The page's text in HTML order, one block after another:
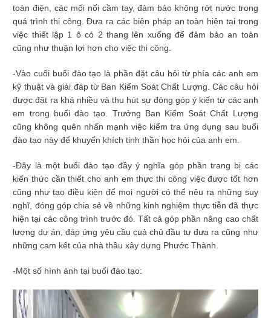
toàn điện, các mối nối cầm tay, đảm bảo không rớt nước trong
quá trình thi công. Đưa ra các biện pháp an toàn hiện tại trong
việc thiết lập 1 ô có 2 thang lên xuống để đảm bảo an toàn
cũng như thuận lợi hơn cho việc thi công.
-Vào cuối buổi đào tạo là phần đặt câu hỏi từ phía các anh em
kỹ thuật và giải đáp từ Ban Kiểm Soát Chất Lượng. Các câu hỏi
được đặt ra khá nhiều và thu hút sự đóng góp ý kiến từ các anh
em trong buổi đào tạo. Trưởng Ban Kiểm Soát Chất Lượng
cũng không quên nhấn mạnh việc kiểm tra ứng dụng sau buổi
đào tạo này để khuyến khích tinh thần học hỏi của anh em.
-Đây là một buổi đào tạo đầy ý nghĩa góp phần trang bị các
kiến thức cần thiết cho anh em thực thi công việc được tốt hơn
cũng như tạo điều kiện để mọi người có thể nêu ra những suy
nghĩ, đóng góp chia sẻ về những kinh nghiệm thực tiễn đã thực
hiện tại các công trình trước đó. Tất cả góp phần nâng cao chất
lượng dự án, đáp ứng yêu cầu cuả chủ đầu tư đưa ra cũng như
những cam kết của nhà thầu xây dựng Phước Thành.
-Một số hình ảnh tại buổi đào tạo: